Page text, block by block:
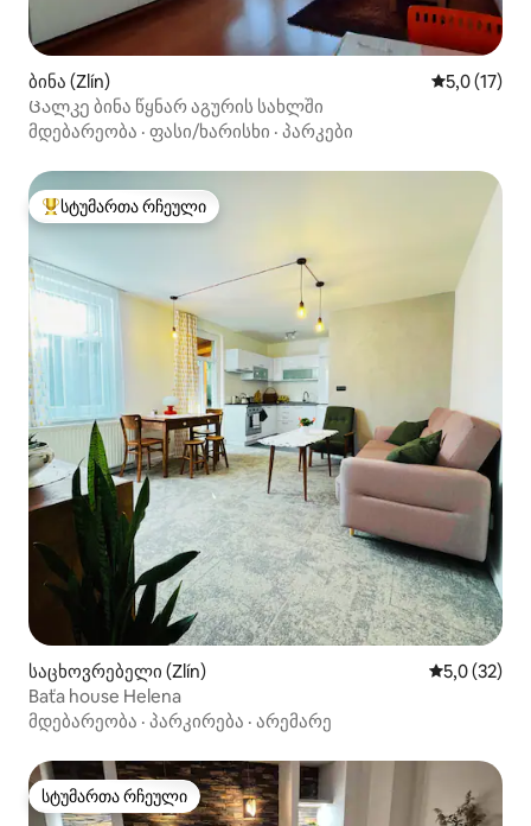
ბინა (Zlín) საშუალო
5,0 (17)
Ცალკე ბინა წყნარ აგურის სახლში
მდებარეობა · ფასი/ხარისხი · პარკები
სტუმართა რჩეული მოწინავე ვარიანტი
სტუმართა რჩეული
საცხოვრებელი (Zlín) საშუალო
5,0 (32)
Baťa house Helena
მდებარეობა · პარკირება · არემარე
სტუმართა რჩეული
სტუმართა რჩეული